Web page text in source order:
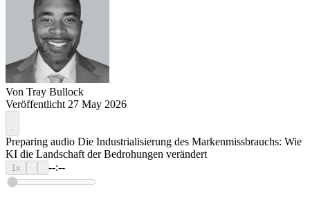
Von Tray Bullock
Veröffentlicht 27 May 2026
Preparing audio Die Industrialisierung des Markenmissbrauchs: Wie
KI die Landschaft der Bedrohungen verändert
1x --:--